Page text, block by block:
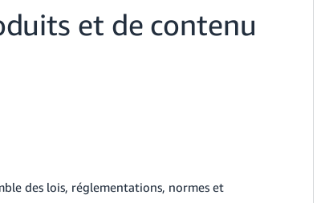
et de contenu
des lois, réglementations, normes et